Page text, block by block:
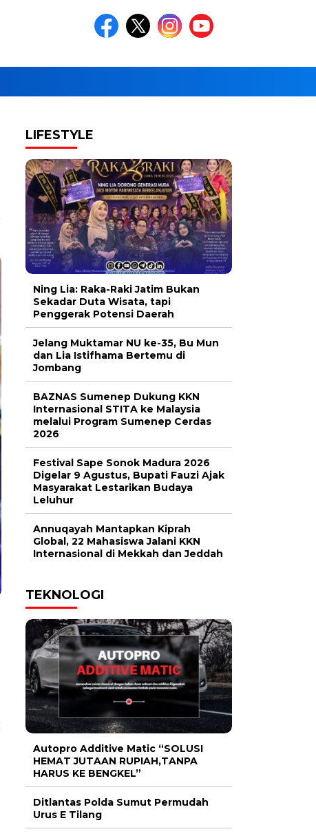
LIFESTYLE
Ning Lia: Raka-Raki Jatim Bukan
Sekadar Duta Wisata, tapi
Penggerak Potensi Daerah
Jelang Muktamar NU ke-35, Bu Mun
dan Lia Istifhama Bertemu di
Jombang
BAZNAS Sumenep Dukung KKN
Internasional STITA ke Malaysia
melalui Program Sumenep Cerdas
2026
Festival Sape Sonok Madura 2026
Digelar 9 Agustus, Bupati Fauzi Ajak
Masyarakat Lestarikan Budaya
Leluhur
Annuqayah Mantapkan Kiprah
Global, 22 Mahasiswa Jalani KKN
Internasional di Mekkah dan Jeddah
TEKNOLOGI
Autopro Additive Matic “SOLUSI
HEMAT JUTAAN RUPIAH,TANPA
HARUS KE BENGKEL”
Ditlantas Polda Sumut Permudah
Urus E Tilang